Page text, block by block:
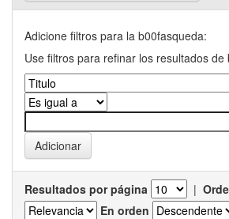
Adicione filtros para la b00fasqueda:
Use filtros para refinar los resultados de
Resultados por página |
En orden